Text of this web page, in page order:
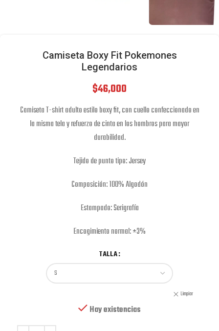
Camiseta Boxy Fit Pokemones
Legendarios
$46,000
Camiseta T-shirt adulto estilo boxy fit, con cuello confeccionado en
la misma tela y refuerzo de cinta en los hombros para mayor
durabilidad.
Tejido de punto tipo: Jersey
Composición: 100% Algodón
Estampado: Serigrafía
Encogimiento normal: ±3%
TALLA
Limpiar
Hay existencias